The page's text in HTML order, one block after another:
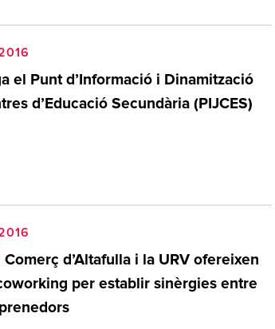
el Punt d’Informació i Dinamització
d’Educació Secundària (PIJCES)
d’Altafulla i la URV ofereixen
per establir sinèrgies entre